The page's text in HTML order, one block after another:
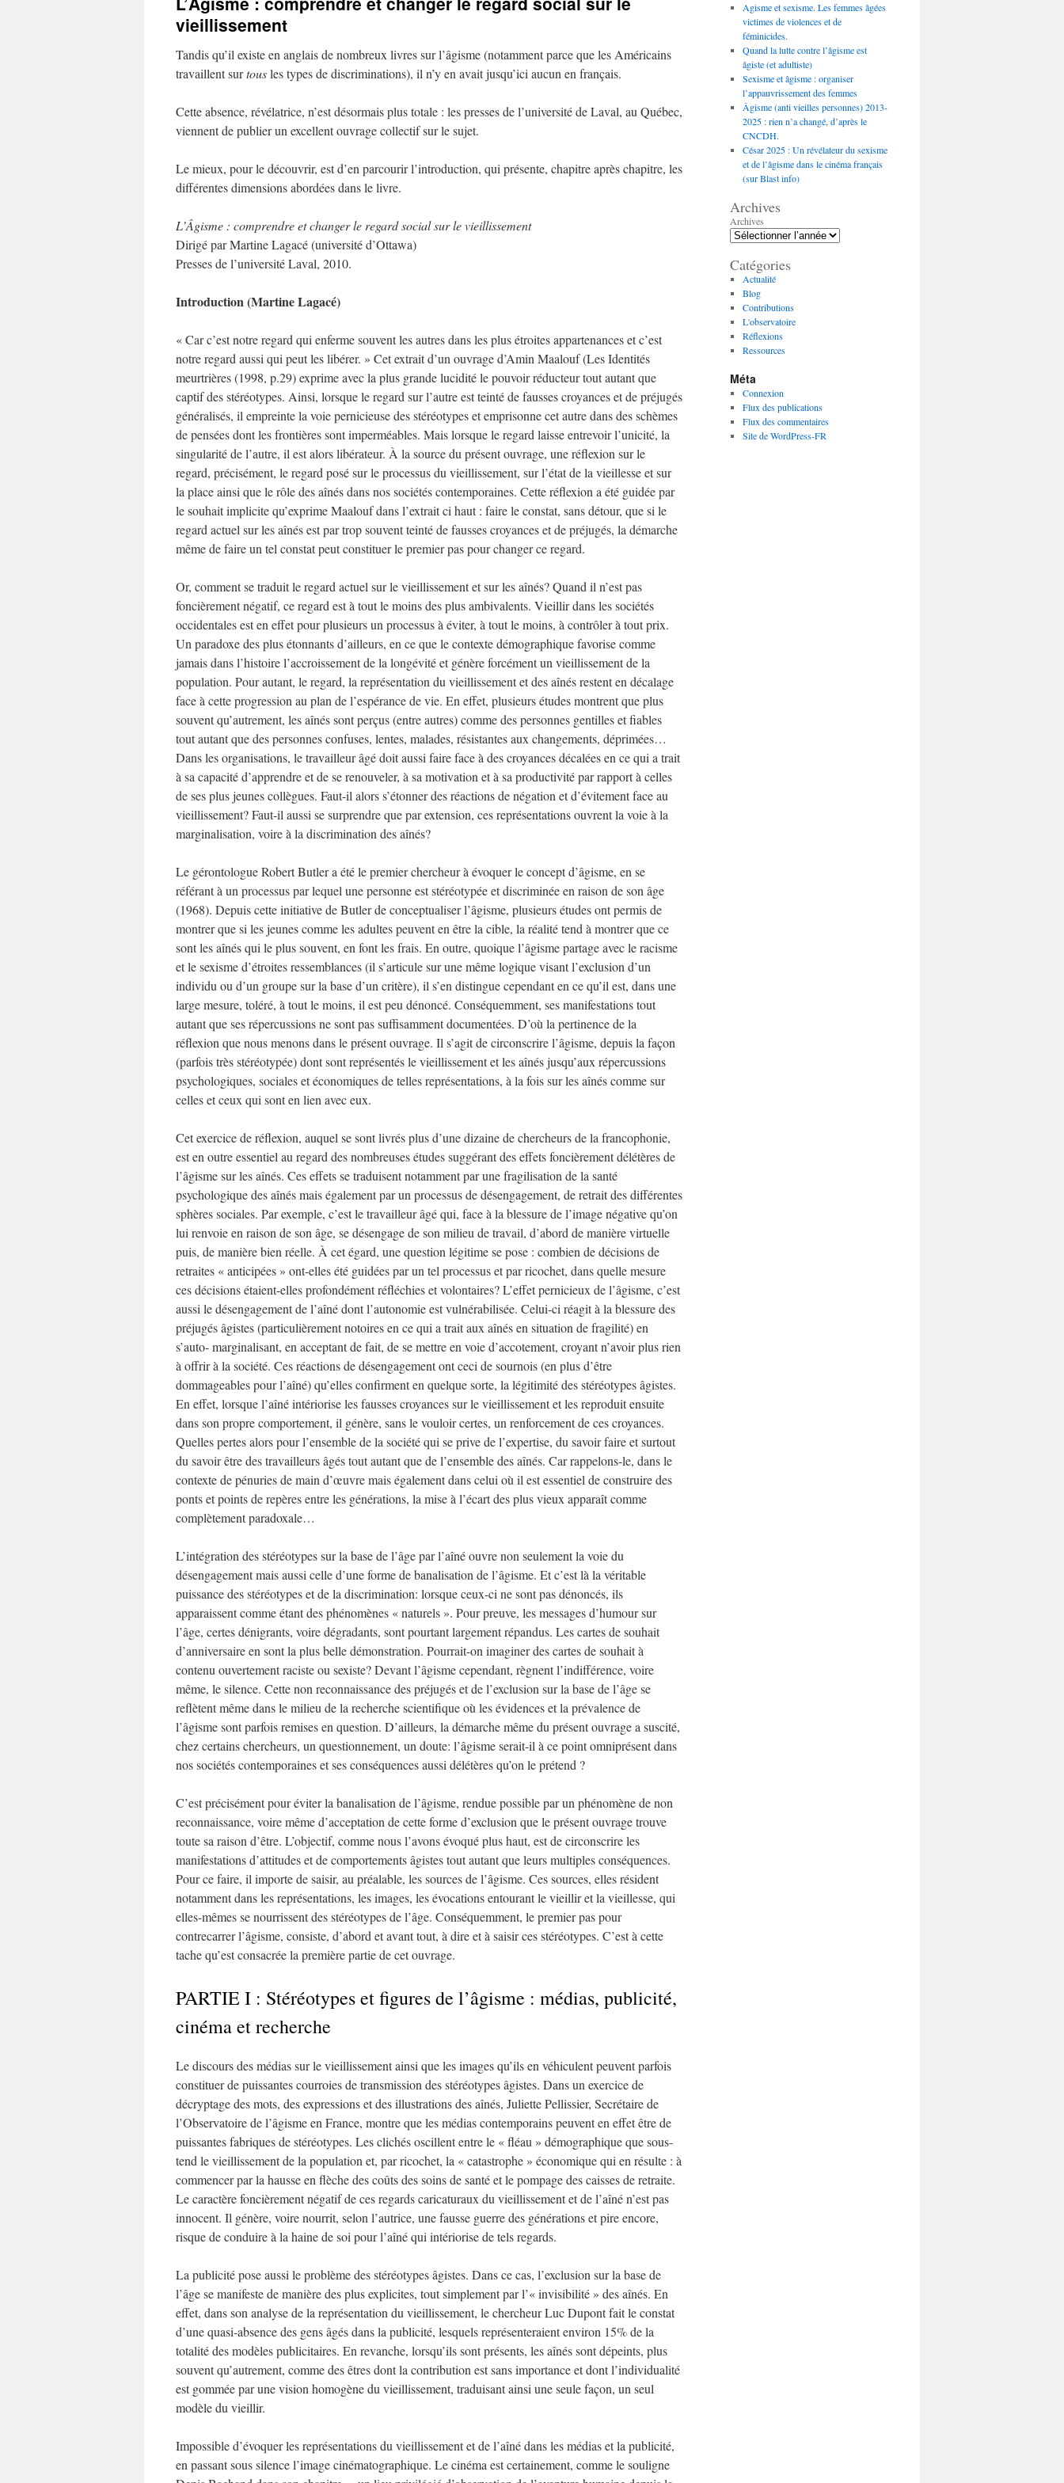
vieillissement
Tandis qu’il existe en anglais de nombreux livres sur l’âgisme (notamment parce que les Américains
travaillent surtousles types de discriminations), il n’y en avait jusqu’ici aucun en français.
Cette absence, révélatrice, n’est désormais plus totale : les presses de l’université de Laval, au Québec,
viennent de publier un excellent ouvrage collectif sur le sujet.
Le mieux, pour le découvrir, est d’en parcourir l’introduction, qui présente, chapitre après chapitre, les
différentes dimensions abordées dans le livre.
L’Âgisme : comprendre et changer le regard social sur le vieillissement
Dirigé par Martine Lagacé (université d’Ottawa)
Presses de l’université Laval, 2010.
Introduction (Martine Lagacé)
« Car c’est notre regard qui enferme souvent les autres dans les plus étroites appartenances et c’est
notre regard aussi qui peut les libérer. » Cet extrait d’un ouvrage d’Amin Maalouf (Les Identités
meurtrières (1998, p.29) exprime avec la plus grande lucidité le pouvoir réducteur tout autant que
captif des stéréotypes. Ainsi, lorsque le regard sur l’autre est teinté de fausses croyances et de préjugés
généralisés, il empreinte la voie pernicieuse des stéréotypes et emprisonne cet autre dans des schèmes
de pensées dont les frontières sont imperméables. Mais lorsque le regard laisse entrevoir l’unicité, la
singularité de l’autre, il est alors libérateur. À la source du présent ouvrage, une réflexion sur le
regard, précisément, le regard posé sur le processus du vieillissement, sur l’état de la vieillesse et sur
la place ainsi que le rôle des aînés dans nos sociétés contemporaines. Cette réflexion a été guidée par
le souhait implicite qu’exprime Maalouf dans l’extrait ci haut : faire le constat, sans détour, que si le
regard actuel sur les aînés est par trop souvent teinté de fausses croyances et de préjugés, la démarche
même de faire un tel constat peut constituer le premier pas pour changer ce regard.
Or, comment se traduit le regard actuel sur le vieillissement et sur les aînés? Quand il n’est pas
foncièrement négatif, ce regard est à tout le moins des plus ambivalents. Vieillir dans les sociétés
occidentales est en effet pour plusieurs un processus à éviter, à tout le moins, à contrôler à tout prix.
Un paradoxe des plus étonnants d’ailleurs, en ce que le contexte démographique favorise comme
jamais dans l’histoire l’accroissement de la longévité et génère forcément un vieillissement de la
population. Pour autant, le regard, la représentation du vieillissement et des aînés restent en décalage
face à cette progression au plan de l’espérance de vie. En effet, plusieurs études montrent que plus
souvent qu’autrement, les aînés sont perçus (entre autres) comme des personnes gentilles et fiables
tout autant que des personnes confuses, lentes, malades, résistantes aux changements, déprimées…
Dans les organisations, le travailleur âgé doit aussi faire face à des croyances décalées en ce qui a trait
à sa capacité d’apprendre et de se renouveler, à sa motivation et à sa productivité par rapport à celles
de ses plus jeunes collègues. Faut-il alors s’étonner des réactions de négation et d’évitement face au
vieillissement? Faut-il aussi se surprendre que par extension, ces représentations ouvrent la voie à la
marginalisation, voire à la discrimination des aînés?
Le gérontologue Robert Butler a été le premier chercheur à évoquer le concept d’âgisme, en se
référant à un processus par lequel une personne est stéréotypée et discriminée en raison de son âge
(1968). Depuis cette initiative de Butler de conceptualiser l’âgisme, plusieurs études ont permis de
montrer que si les jeunes comme les adultes peuvent en être la cible, la réalité tend à montrer que ce
sont les aînés qui le plus souvent, en font les frais. En outre, quoique l’âgisme partage avec le racisme
et le sexisme d’étroites ressemblances (il s’articule sur une même logique visant l’exclusion d’un
individu ou d’un groupe sur la base d’un critère), il s’en distingue cependant en ce qu’il est, dans une
large mesure, toléré, à tout le moins, il est peu dénoncé. Conséquemment, ses manifestations tout
autant que ses répercussions ne sont pas suffisamment documentées. D’où la pertinence de la
réflexion que nous menons dans le présent ouvrage. Il s’agit de circonscrire l’âgisme, depuis la façon
(parfois très stéréotypée) dont sont représentés le vieillissement et les aînés jusqu’aux répercussions
psychologiques, sociales et économiques de telles représentations, à la fois sur les aînés comme sur
celles et ceux qui sont en lien avec eux.
Cet exercice de réflexion, auquel se sont livrés plus d’une dizaine de chercheurs de la francophonie,
est en outre essentiel au regard des nombreuses études suggérant des effets foncièrement délétères de
l’âgisme sur les aînés. Ces effets se traduisent notamment par une fragilisation de la santé
psychologique des aînés mais également par un processus de désengagement, de retrait des différentes
sphères sociales. Par exemple, c’est le travailleur âgé qui, face à la blessure de l’image négative qu’on
lui renvoie en raison de son âge, se désengage de son milieu de travail, d’abord de manière virtuelle
puis, de manière bien réelle. À cet égard, une question légitime se pose : combien de décisions de
retraites « anticipées » ont-elles été guidées par un tel processus et par ricochet, dans quelle mesure
ces décisions étaient-elles profondément réfléchies et volontaires? L’effet pernicieux de l’âgisme, c’est
aussi le désengagement de l’aîné dont l’autonomie est vulnérabilisée. Celui-ci réagit à la blessure des
préjugés âgistes (particulièrement notoires en ce qui a trait aux aînés en situation de fragilité) en
s’auto- marginalisant, en acceptant de fait, de se mettre en voie d’accotement, croyant n’avoir plus rien
à offrir à la société. Ces réactions de désengagement ont ceci de sournois (en plus d’être
dommageables pour l’aîné) qu’elles confirment en quelque sorte, la légitimité des stéréotypes âgistes.
En effet, lorsque l’aîné intériorise les fausses croyances sur le vieillissement et les reproduit ensuite
dans son propre comportement, il génère, sans le vouloir certes, un renforcement de ces croyances.
Quelles pertes alors pour l’ensemble de la société qui se prive de l’expertise, du savoir faire et surtout
du savoir être des travailleurs âgés tout autant que de l’ensemble des aînés. Car rappelons-le, dans le
contexte de pénuries de main d’œuvre mais également dans celui où il est essentiel de construire des
ponts et points de repères entre les générations, la mise à l’écart des plus vieux apparaît comme
complètement paradoxale…
L’intégration des stéréotypes sur la base de l’âge par l’aîné ouvre non seulement la voie du
désengagement mais aussi celle d’une forme de banalisation de l’âgisme. Et c’est là la véritable
puissance des stéréotypes et de la discrimination: lorsque ceux-ci ne sont pas dénoncés, ils
apparaissent comme étant des phénomènes « naturels ». Pour preuve, les messages d’humour sur
l’âge, certes dénigrants, voire dégradants, sont pourtant largement répandus. Les cartes de souhait
d’anniversaire en sont la plus belle démonstration. Pourrait-on imaginer des cartes de souhait à
contenu ouvertement raciste ou sexiste? Devant l’âgisme cependant, règnent l’indifférence, voire
même, le silence. Cette non reconnaissance des préjugés et de l’exclusion sur la base de l’âge se
reflètent même dans le milieu de la recherche scientifique où les évidences et la prévalence de
l’âgisme sont parfois remises en question. D’ailleurs, la démarche même du présent ouvrage a suscité,
chez certains chercheurs, un questionnement, un doute: l’âgisme serait-il à ce point omniprésent dans
nos sociétés contemporaines et ses conséquences aussi délétères qu’on le prétend ?
C’est précisément pour éviter la banalisation de l’âgisme, rendue possible par un phénomène de non
reconnaissance, voire même d’acceptation de cette forme d’exclusion que le présent ouvrage trouve
toute sa raison d’être. L’objectif, comme nous l’avons évoqué plus haut, est de circonscrire les
manifestations d’attitudes et de comportements âgistes tout autant que leurs multiples conséquences.
Pour ce faire, il importe de saisir, au préalable, les sources de l’âgisme. Ces sources, elles résident
notamment dans les représentations, les images, les évocations entourant le vieillir et la vieillesse, qui
elles-mêmes se nourrissent des stéréotypes de l’âge. Conséquemment, le premier pas pour
contrecarrer l’âgisme, consiste, d’abord et avant tout, à dire et à saisir ces stéréotypes. C’est à cette
tache qu’est consacrée la première partie de cet ouvrage.
PARTIE I : Stéréotypes et figures de l’âgisme : médias, publicité,
cinéma et recherche
Le discours des médias sur le vieillissement ainsi que les images qu’ils en véhiculent peuvent parfois
constituer de puissantes courroies de transmission des stéréotypes âgistes. Dans un exercice de
décryptage des mots, des expressions et des illustrations des aînés, Juliette Pellissier, Secrétaire de
l’Observatoire de l’âgisme en France, montre que les médias contemporains peuvent en effet être de
puissantes fabriques de stéréotypes. Les clichés oscillent entre le « fléau » démographique que sous-
tend le vieillissement de la population et, par ricochet, la « catastrophe » économique qui en résulte : à
commencer par la hausse en flèche des coûts des soins de santé et le pompage des caisses de retraite.
Le caractère foncièrement négatif de ces regards caricaturaux du vieillissement et de l’aîné n’est pas
innocent. Il génère, voire nourrit, selon l’autrice, une fausse guerre des générations et pire encore,
risque de conduire à la haine de soi pour l’aîné qui intériorise de tels regards.
La publicité pose aussi le problème des stéréotypes âgistes. Dans ce cas, l’exclusion sur la base de
l’âge se manifeste de manière des plus explicites, tout simplement par l’« invisibilité » des aînés. En
effet, dans son analyse de la représentation du vieillissement, le chercheur Luc Dupont fait le constat
d’une quasi-absence des gens âgés dans la publicité, lesquels représenteraient environ 15% de la
totalité des modèles publicitaires. En revanche, lorsqu’ils sont présents, les aînés sont dépeints, plus
souvent qu’autrement, comme des êtres dont la contribution est sans importance et dont l’individualité
est gommée par une vision homogène du vieillissement, traduisant ainsi une seule façon, un seul
modèle du vieillir.
Impossible d’évoquer les représentations du vieillissement et de l’aîné dans les médias et la publicité,
en passant sous silence l’image cinématographique. Le cinéma est certainement, comme le souligne
Agisme et sexisme. Les femmes âgées
victimes de violences et de
féminicides.
Quand la lutte contre l’âgisme est
âgiste (et adultiste)
Sexisme et âgisme : organiser
l’appauvrissement des femmes
Âgisme (anti vieilles personnes) 2013-
2025 : rien n’a changé, d’après le
CNCDH.
César 2025 : Un révélateur du sexisme
et de l’âgisme dans le cinéma français
(sur Blast info)
Archives
Archives
Catégories
Actualité
Blog
Contributions
L'observatoire
Réflexions
Ressources
Méta
Connexion
Flux des publications
Flux des commentaires
Site de WordPress-FR